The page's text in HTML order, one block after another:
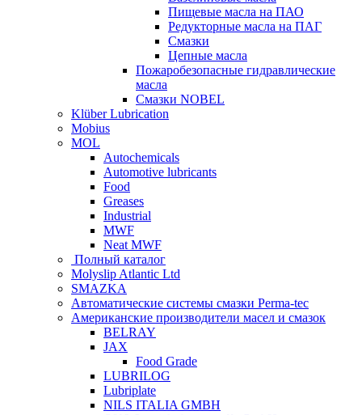
Пищевые масла на ПАО
Редукторные масла на ПАГ
Смазки
Цепные масла
Пожаробезопасные гидравлические
масла
Смазки NOBEL
Klüber Lubrication
Mobius
MOL
Autochemicals
Automotive lubricants
Food
Greases
Industrial
MWF
Neat MWF
Полный каталог
Molyslip Atlantic Ltd
SMAZKA
Автоматические системы смазки Perma-tec
Американские производители масел и смазок
BELRAY
JAX
Food Grade
LUBRILOG
Lubriplate
NILS ITALIA GMBH